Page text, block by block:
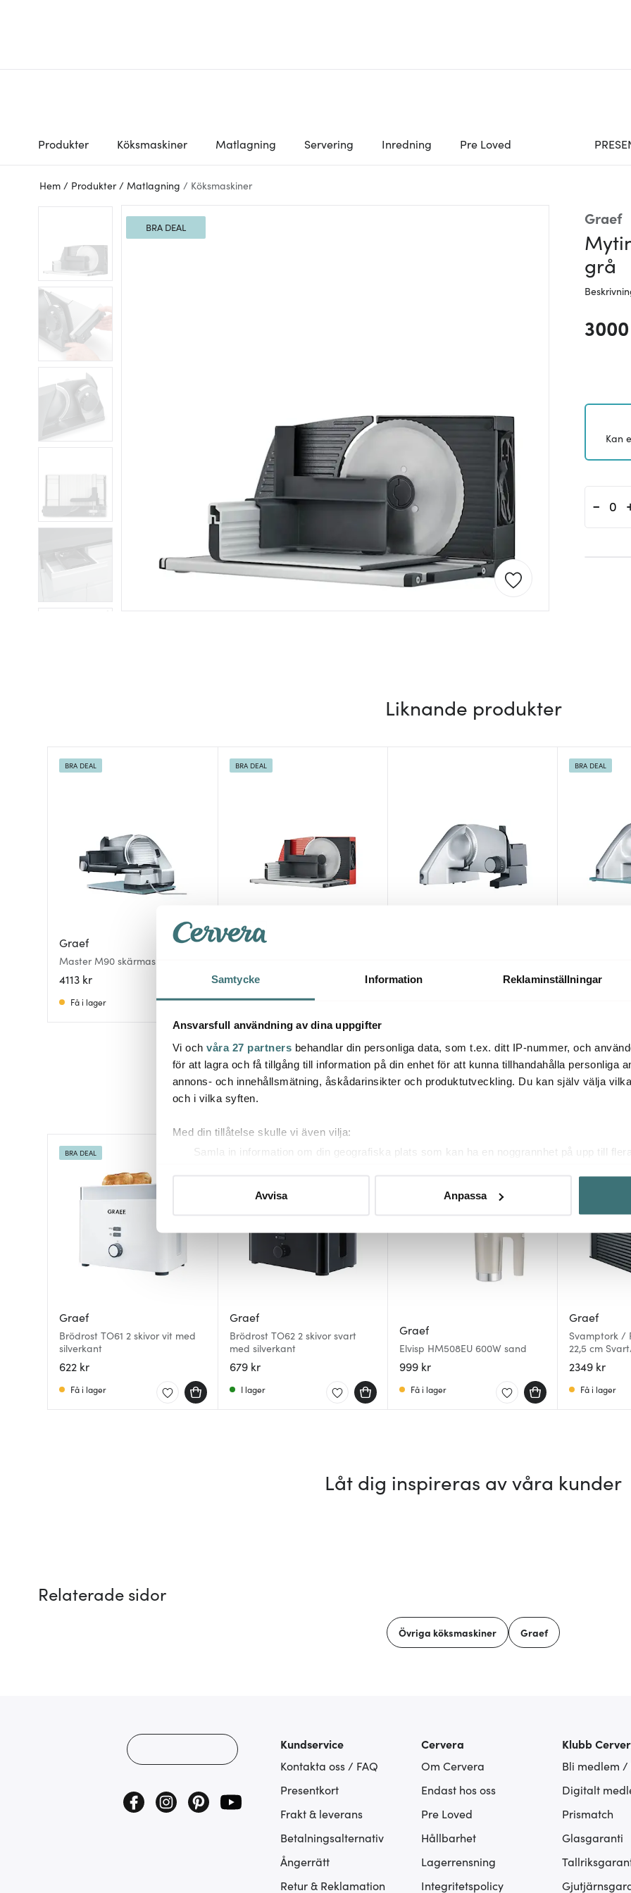
Samtycke Information Reklaminställningar
Ansvarsfull användning av dina uppgifter
Vi och våra 27 partners behandlar din personliga data, som t.ex. ditt IP-nummer, och
för att lagra och få tillgång till information på din enhet för att kunna tillhandahålla personliga
annons- och innehållsmätning, åskådarinsikter och produktutveckling. Du kan själv välja
och i vilka syften.
Med din tillåtelse skulle vi även vilja:
Samla in information om din geografiska plats som kan ha en noggrannhet på upp till
eller dra tillbaka ditt samtycke när som helst från cookie-förklaringen.
Vi använder cookies för att innehållet och annonserna ska anpassas efter det som vi tror att
att vi kan analysera vår trafik och göra hemsidan ännu bättre. Du bestämmer själv vilka
av.
Avvisa Anpassa
Produkter Köksmaskiner Matlagning Servering Inredning Pre Loved
Hem / Produkter / Matlagning / Köksmaskiner
Graef
grå
BRA DEAL
Kan
-
Liknande produkter
Graef
Master M90 skärmaskin
4113 kr
BRA DEAL
Få i lager
Graef
Mytiny skärmakin 170W
3000 kr
BRA DEAL
Få i lager
3199 kr 3299 kr
BRA DEAL
Du kanske också gillar
Graef
Brödrost TO61 2 skivor vit med
silverkant
622 kr
BRA DEAL
Få i lager
Graef
Brödrost TO62 2 skivor svart
med silverkant
679 kr
BRA DEAL
I lager
Graef
Elvisp HM508EU 600W sand
999 kr
BRA DEAL
Få i lager
Graef
Svamptork /
22,5 cm
2349 kr
BRA DEAL
Få i lager
Låt dig inspireras av våra kunder
Relaterade sidor
Övriga köksmaskiner Graef
Kundservice
Kontakta oss / FAQ
Presentkort
Frakt & leverans
Betalningsalternativ
Ångerrätt
Retur & Reklamation
Cervera
Om Cervera
Endast hos oss
Pre Loved
Hållbarhet
Lagerrensning
Integritetspolicy
Klubb
Bli medlem /
Digitalt
Prismatch
Glasgaranti